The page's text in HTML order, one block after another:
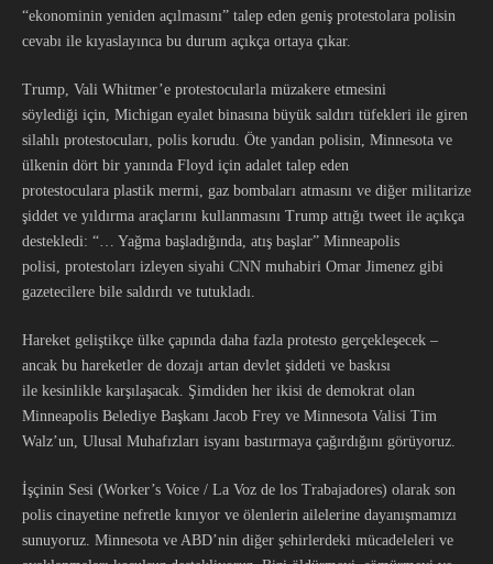
“ekonominin yeniden açılmasını” talep eden geniş protestolara polisin
cevabı ile kıyaslayınca bu durum açıkça ortaya çıkar.
Trump, Vali Whitmer’e protestocularla müzakere etmesini
söylediği için, Michigan eyalet binasına büyük saldırı tüfekleri ile giren
silahlı protestocuları, polis korudu. Öte yandan polisin, Minnesota ve
ülkenin dört bir yanında Floyd için adalet talep eden
protestoculara plastik mermi, gaz bombaları atmasını ve diğer militarize
şiddet ve yıldırma araçlarını kullanmasını Trump attığı tweet ile açıkça
destekledi: “… Yağma başladığında, atış başlar” Minneapolis
polisi, protestoları izleyen siyahi CNN muhabiri Omar Jimenez gibi
gazetecilere bile saldırdı ve tutukladı.
Hareket geliştikçe ülke çapında daha fazla protesto gerçekleşecek –
ancak bu hareketler de dozajı artan devlet şiddeti ve baskısı
ile kesinlikle karşılaşacak. Şimdiden her ikisi de demokrat olan
Minneapolis Belediye Başkanı Jacob Frey ve Minnesota Valisi Tim
Walz’un, Ulusal Muhafızları isyanı bastırmaya çağırdığını görüyoruz.
İşçinin Sesi (Worker’s Voice / La Voz de los Trabajadores) olarak son
polis cinayetine nefretle kınıyor ve ölenlerin ailelerine dayanışmamızı
sunuyoruz. Minnesota ve ABD’nin diğer şehirlerdeki mücadeleleri ve